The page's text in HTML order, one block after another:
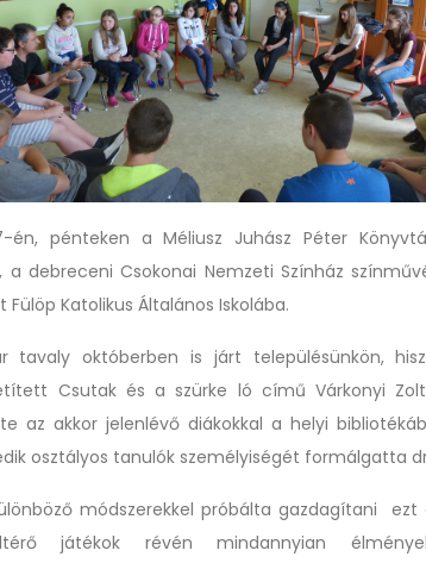
én, pénteken a Méliusz Juhász Péter
a debreceni Csokonai Nemzeti Színház
Fülöp Katolikus Általános Iskolába.
tavaly októberben is járt településünkön,
Csutak és a szürke ló című Várkonyi
az akkor jelenlévő diákokkal a helyi
osztályos tanulók személyiségét formálgatta
módszerekkel próbálta gazdagítani ezt
játékok révén mindannyian